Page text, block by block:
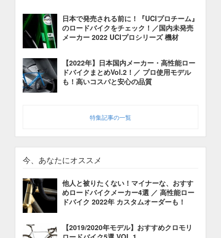
日本で発売される前に！『UCIプロチーム』
のロードバイクをチェック！／国内未発売
メーカー 2022 UCIプロシリーズ 機材
【2022年】日本国内メーカー・高性能ロー
ドバイクまとめVol.2！／ プロ使用モデル
も！高いコスパと安心の品質
特集記事の一覧
今、あなたにオススメ
他人と被りたくない！マイナーな、おすす
めロードバイクメーカー4選 ／ 高性能ロー
ドバイク 2022年 カスタムオーダーも！
【2019/2020年モデル】おすすめクロモリ